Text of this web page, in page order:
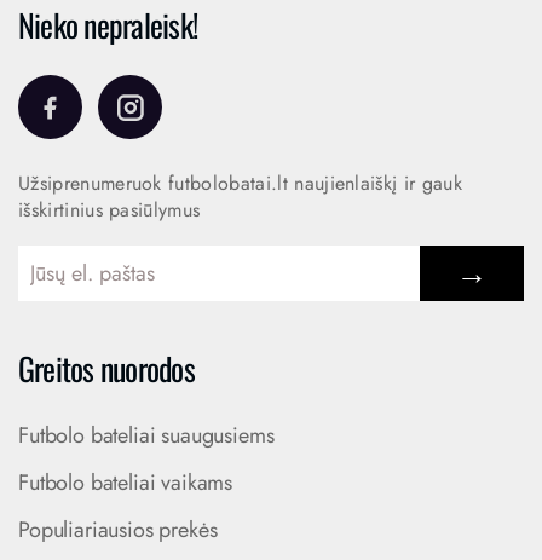
Nieko nepraleisk!
Užsiprenumeruok futbolobatai.lt naujienlaiškį ir gauk
išskirtinius pasiūlymus
→
Greitos nuorodos
Futbolo bateliai suaugusiems
Futbolo bateliai vaikams
Populiariausios prekės